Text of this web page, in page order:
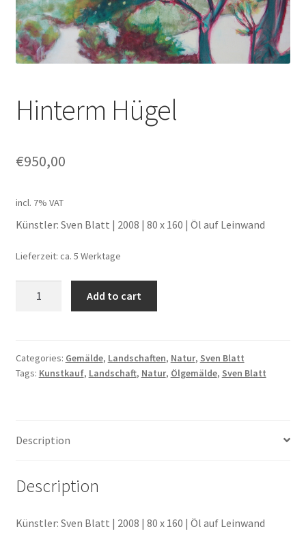
Leinwände
öffnen
Zeichnen/Kolorieren
Papier
Zubehör
Schule
%Angebote%
Hinterm Hügel
€950,00
incl. 7% VAT
Künstler: Sven Blatt | 2008 | 80 x 160 | Öl auf Leinwand
Lieferzeit: ca. 5 Werktage
Add to cart
Categories: Gemälde, Landschaften, Natur, Sven Blatt
Tags: Kunstkauf, Landschaft, Natur, Ölgemälde, Sven Blatt
Description
Description
Künstler: Sven Blatt | 2008 | 80 x 160 | Öl auf Leinwand